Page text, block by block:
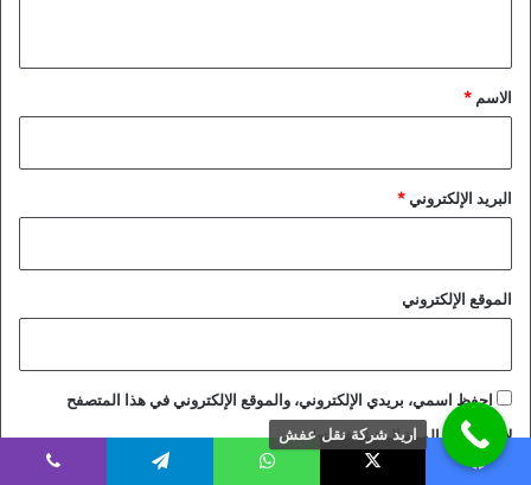
*
الاسم *
البريد الإلكتروني*
الموقع الإلكتروني
احفظ اسمي، بريدي الإلكتروني، والموقع الإلكتروني في هذا المتصفح
لاستخدامها المرة المقبلة في تعليقي.
اريد شركة نقل عفش